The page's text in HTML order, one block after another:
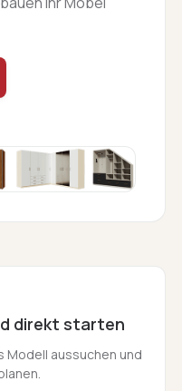
Grüße,
direkt starten
Modell aussuchen und